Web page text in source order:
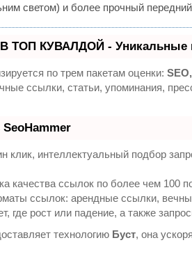
светом) и более прочный
ТОП КУВАЛДОЙ - Уникальные
по трем пакетам оценки:
ссылки, статьи, упоминания,
клик, интеллектуальный подбор
качества ссылок по более чем 100
ссылок: арендные ссылки,
где рост или падение, а также
технологию Буст, она